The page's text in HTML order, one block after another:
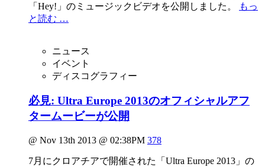
「Hey!」のミュージックビデオを公開しました。
もっ
と読む …
ニュース
イベント
ディスコグラフィー
必見: Ultra Europe 2013のオフィシャルアフ
タームービーが公開
@ Nov 13th 2013 @ 02:38PM 378
7月にクロアチアで開催された「Ultra Europe 2013」の